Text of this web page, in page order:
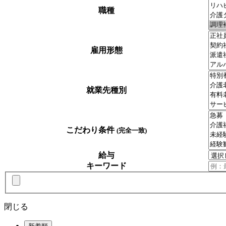
職種
雇用形態
就業先種別
こだわり条件 (完全一致)
給与
キーワード
閉じる